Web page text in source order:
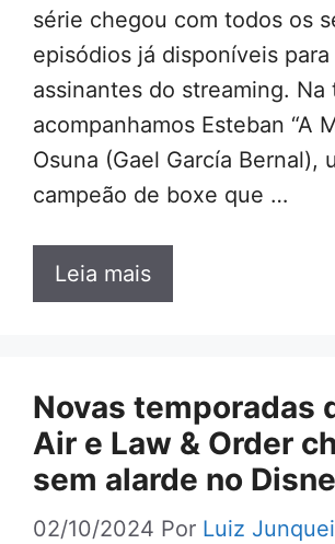
série chegou com todos os
episódios já disponíveis para
assinantes do streaming. Na
acompanhamos Esteban “A
Osuna (Gael García Bernal),
campeão de boxe que …
Leia mais
Novas temporadas
Air e Law & Order
sem alarde no
02/10/2024 Por Luiz